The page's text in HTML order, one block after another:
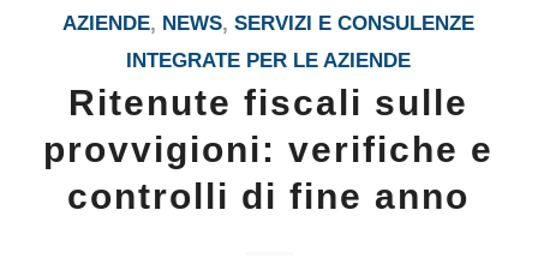
AZIENDE, NEWS,SERVIZI E CONSULENZE
INTEGRATE PER LE AZIENDE
Ritenute fiscali sulle
provvigioni: verifiche e
controlli di fine anno